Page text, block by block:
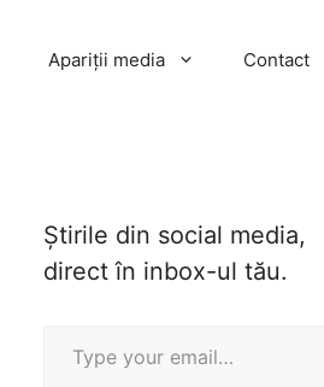
Apariții media Contact
Știrile din social media,
direct în inbox-ul tău.